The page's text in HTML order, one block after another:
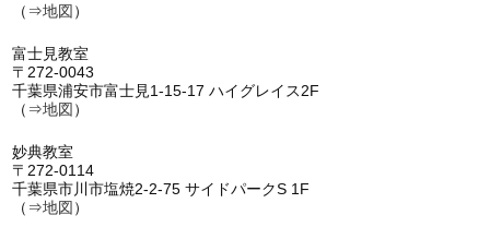
（⇒地図 ）
富士見教室
〒272-0043
千葉県浦安市富士見1-15-17 ハイグレイス2F
（⇒地図 ）
妙典教室
〒272-0114
千葉県市川市塩焼2-2-75 サイドパークS 1F
（⇒地図 ）